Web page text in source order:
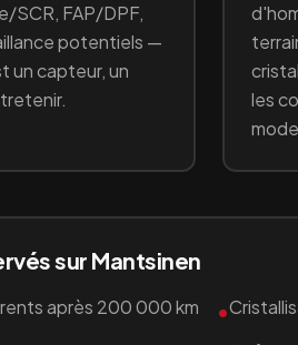
SCR, FAP/DPF,
potentiels —
un capteur, un
les
surMantsinen
après 200 000 km •